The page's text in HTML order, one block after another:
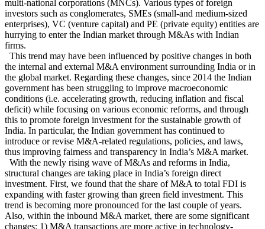
multi-national corporations (MNCs). Various types of foreign
investors such as conglomerates, SMEs (small-and medium-sized
enterprises), VC (venture capital) and PE (private equity) entities are
hurrying to enter the Indian market through M&As with Indian
firms.
This trend may have been influenced by positive changes in both
the internal and external M&A environment surrounding India or in
the global market. Regarding these changes, since 2014 the Indian
government has been struggling to improve macroeconomic
conditions (i.e. accelerating growth, reducing inflation and fiscal
deficit) while focusing on various economic reforms, and through
this to promote foreign investment for the sustainable growth of
India. In particular, the Indian government has continued to
introduce or revise M&A-related regulations, policies, and laws,
thus improving fairness and transparency in India’s M&A market.
With the newly rising wave of M&As and reforms in India,
structural changes are taking place in India’s foreign direct
investment. First, we found that the share of M&A to total FDI is
expanding with faster growing than green field investment. This
trend is becoming more pronounced for the last couple of years.
Also, within the inbound M&A market, there are some significant
changes: 1) M&A transactions are more active in technology-